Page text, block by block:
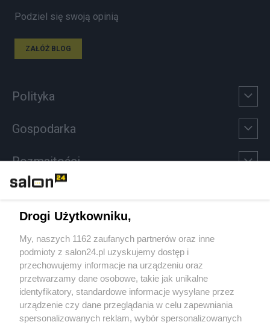
Podziel się swoją opinią
ZAŁÓŻ BLOG
Polityka
Gospodarka
Rozmaitości
Sport
Społeczeństwo
Kultura
Drogi Użytkowniku,
My, naszych 1162 zaufanych partnerów oraz inne
podmioty z salon24.pl uzyskujemy dostęp i
przechowujemy informacje na urządzeniu oraz
przetwarzamy dane osobowe, takie jak unikalne
identyfikatory, standardowe informacje wysyłane przez
urządzenie czy dane przeglądania w celu zapewniania
spersonalizowanych reklam, wybór spersonalizowanych